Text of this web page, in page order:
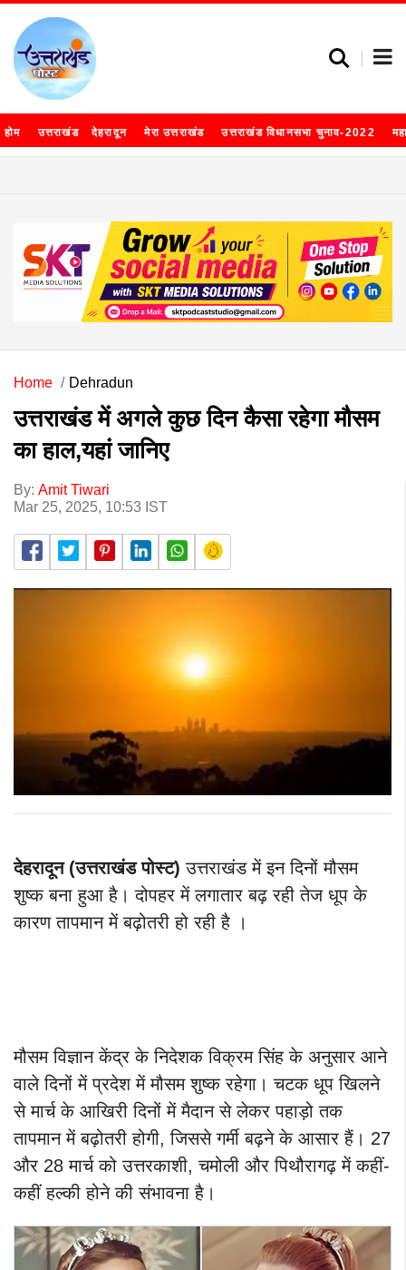
होम उत्तराखंड देहरादून मेरा उत्तराखंड उत्तराखंड विधानसभा चुनाव-2022
Home Dehradun
उत्तराखंड में अगले कुछ दिन कैसा रहेगा मौसम
का हाल,यहां जानिए
By: Amit Tiwari
Mar 25, 2025, 10:53 IST
देहरादून (उत्तराखंड पोस्ट)उत्तराखंड में इन दिनों मौसम
शुष्क बना हुआ है। दोपहर में लगातार बढ़ रही तेज धूप के
कारण तापमान में बढ़ोतरी हो रही है ।
मौसम विज्ञान केंद्र के निदेशक विक्रम सिंह के अनुसार आने
वाले दिनों में प्रदेश में मौसम शुष्क रहेगा। चटक धूप खिलने
से मार्च के आखिरी दिनों में मैदान से लेकर पहाड़ो तक
तापमान में बढ़ोतरी होगी, जिससे गर्मी बढ़ने के आसार हैं। 27
और 28 मार्च को उत्तरकाशी, चमोली और पिथौरागढ़ में कहीं-
कहीं हल्की होने की संभावना है।